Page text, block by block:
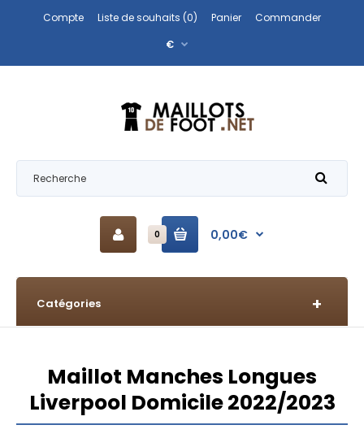
Compte Liste de souhaits (0) Panier
Commander
€
0 0,00€
Catégories
Maillot Manches Longues
Liverpool Domicile 2022/2023